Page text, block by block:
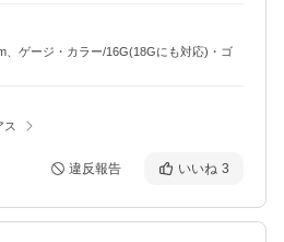
、ゲージ・カラー/16G(18Gにも対応)・ゴ
ス
違反報告 いいね 3